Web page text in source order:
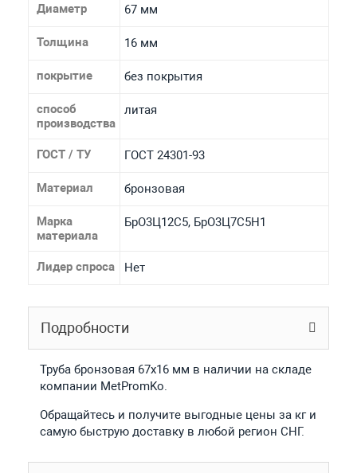
Диаметр 67 мм
Толщина 16 мм
покрытие без покрытия
способ
производства
литая
ГОСТ / ТУ ГОСТ 24301-93
Материал бронзовая
Марка
материала
БрО3Ц12С5, БрО3Ц7С5Н1
Лидер спроса Нет
Подробности
Труба бронзовая 67x16 мм в наличии на складе
компании MetPromKo.
Обращайтесь и получите выгодные цены за кг и
самую быструю доставку в любой регион СНГ.